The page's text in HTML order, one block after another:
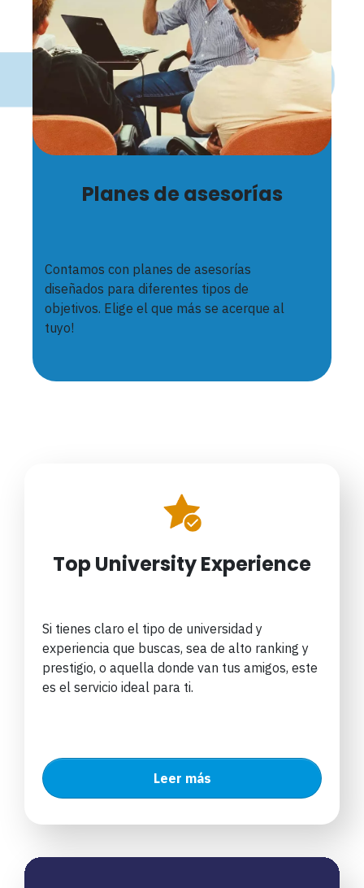
Planes de asesorías
Contamos con planes de asesorías
diseñados para diferentes tipos de
objetivos. Elige el que más se acerque al
tuyo!
Top University Experience
Si tienes claro el tipo de universidad y
experiencia que buscas, sea de alto ranking y
prestigio, o aquella donde van tus amigos, este
es el servicio ideal para ti.
Leer más